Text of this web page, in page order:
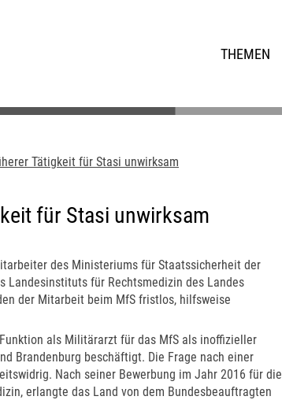
THEMEN
Tätigkeit für Stasi unwirksam
für Stasi unwirksam
des Ministeriums für Staatssicherheit der
Landesinstituts für Rechtsmedizin des Landes
der Mitarbeit beim MfS fristlos, hilfsweise
als Militärarzt für das MfS als inoffizieller
Brandenburg beschäftigt. Die Frage nach einer
Nach seiner Bewerbung im Jahr 2016 für die
erlangte das Land von dem Bundesbeauftragten